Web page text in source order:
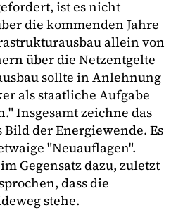
ist es nicht
die kommenden Jahre
allein von
über die Netzentgelte
sollte in Anlehnung
als staatliche Aufgabe
Insgesamt zeichne das
der Energiewende. Es
"Neuauflagen".
Gegensatz dazu, zuletzt
dass die
stehe.